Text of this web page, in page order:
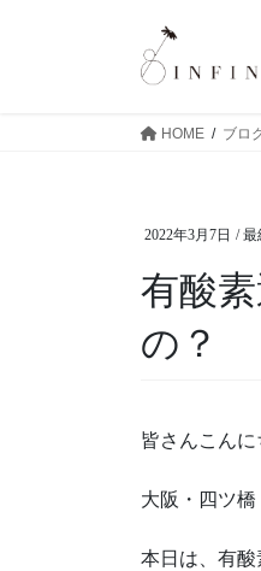
HOME ブロ
2022年3月7日 / 最
有酸
の？
皆さんこんに
大阪・四ツ
本日は、有